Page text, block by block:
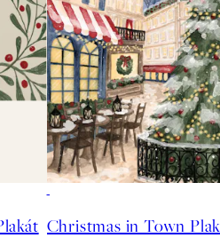
Christmas in Town